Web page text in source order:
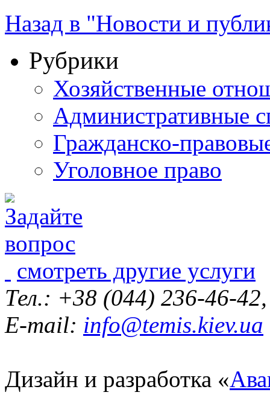
Назад в "Новости и
Рубрики
Хозяйственные
Административные
Гражданско-
Уголовное право
смотреть другие услуги
Тел.: +38 (044) 236-46-
E-mail: info@temis.kiev.ua
Дизайн и разработка «